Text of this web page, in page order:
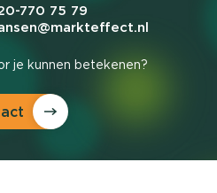
770 75 79
je kunnen betekenen?